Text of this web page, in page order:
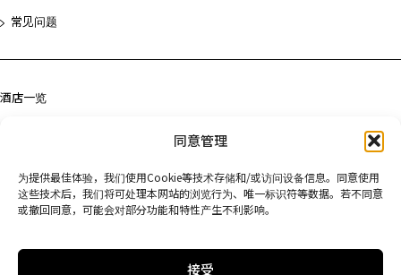
同意管理
为提供最佳体验，我们使用Cookie等技术存储和/或访问设备信息。同意使用
这些技术后，我们将可处理本网站的浏览行为、唯一标识符等数据。若不同意
或撤回同意，可能会对部分功能和特性产生不利影响。
接受
常见问题
酒店一览
京都